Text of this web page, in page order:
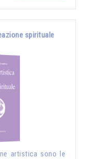
spirituale
artistica sono le